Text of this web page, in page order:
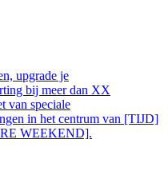
upgrade je
bij meer dan XX
van speciale
in het centrum van [TIJD]
WEEKEND].